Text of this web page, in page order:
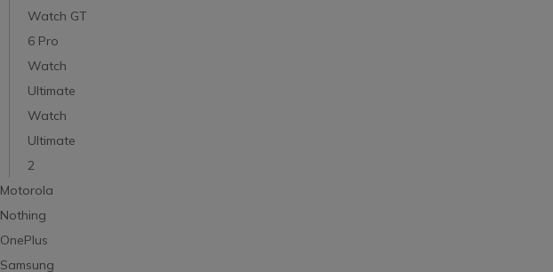
Watch GT
6 Pro
Watch
Ultimate
Watch
Ultimate
2
Motorola
Nothing
OnePlus
Samsung